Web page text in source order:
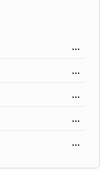
...
...
...
...
...